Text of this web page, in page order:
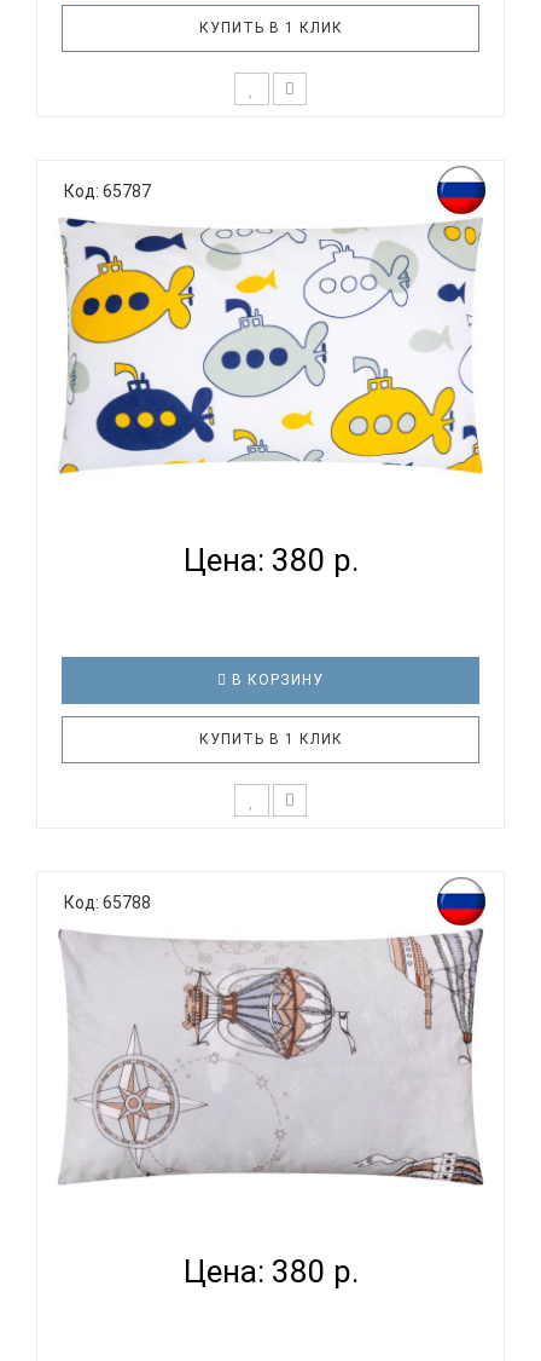
КУПИТЬ В 1 КЛИК
родитель подходит очень основательно. Ведь
ребенок большую часть времени проводит в
кровати. И натуральность тканей, нежный и
веселый рисунок, высокая устойчивость к частым
стиркам – очень важные параметр..
Код: 65787
Цена: 380 р.
В КОРЗИНУ
КУПИТЬ В 1 КЛИК
родитель подходит очень основательно. Ведь
ребенок большую часть времени проводит в
кровати. И натуральность тканей, нежный и
веселый рисунок, высокая устойчивость к частым
стиркам – очень важные параметр..
Код: 65788
Цена: 380 р.